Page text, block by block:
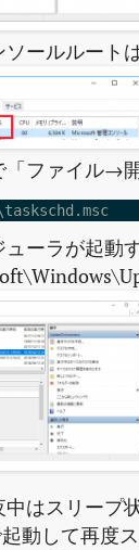
ールルート
ファイル→
ーラが起動す
はスリープ
動して再度